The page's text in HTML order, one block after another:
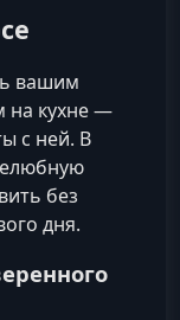
вашим
на кухне —
с ней. В
без
дня.